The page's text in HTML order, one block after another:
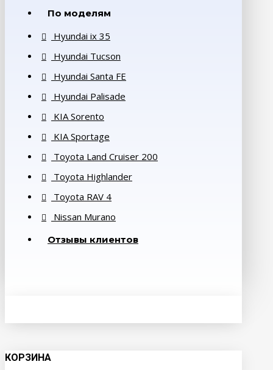
По моделям
Hyundai ix 35
Hyundai Tucson
Hyundai Santa FE
Hyundai Palisade
KIA Sorento
KIA Sportage
Toyota Land Cruiser 200
Toyota Highlander
Toyota RAV 4
Nissan Murano
Отзывы клиентов
КОРЗИНА